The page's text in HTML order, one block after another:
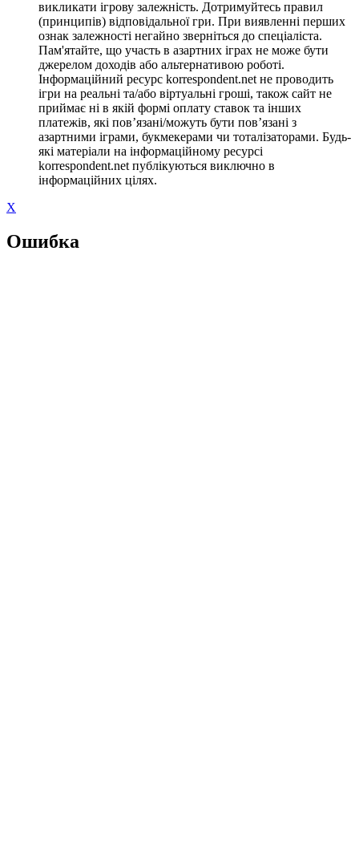
викликати ігрову залежність. Дотримуйтесь правил
(принципів) відповідальної гри. При виявленні перших
ознак залежності негайно зверніться до спеціаліста.
Пам'ятайте, що участь в азартних іграх не може бути
джерелом доходів або альтернативою роботі.
Інформаційний ресурс korrespondent.net не проводить
ігри на реальні та/або віртуальні гроші, також сайт не
приймає ні в якій формі оплату ставок та інших
платежів, які пов’язані/можуть бути пов’язані з
азартними іграми, букмекерами чи тоталізаторами. Будь-
які матеріали на інформаційному ресурсі
korrespondent.net публікуються виключно в
інформаційних цілях.
X
Ошибка